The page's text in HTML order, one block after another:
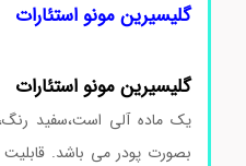
گلیسیرین مونو استئارات
گلیسیرین مونو استئارات
یک ماده آلی است،سفید رنگ،
بصورت پودر می باشد. قابلیت